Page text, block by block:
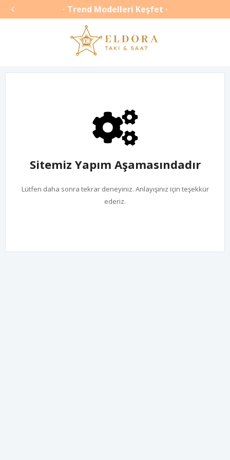
 • Trend Modelleri Keşfet •
Sitemiz Yapım Aşamasındadır
Lütfen daha sonra tekrar deneyiniz. Anlayışınız için teşekkür
ederiz.